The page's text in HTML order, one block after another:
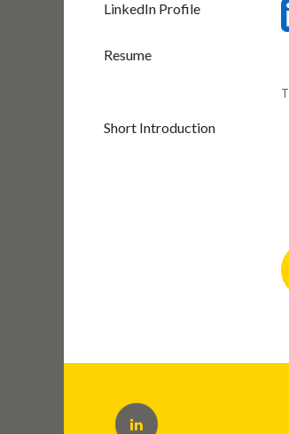
LinkedIn Profile
Resume
Short Introduction